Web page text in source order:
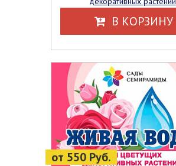
В КОРЗИНУ
от 550 Руб.